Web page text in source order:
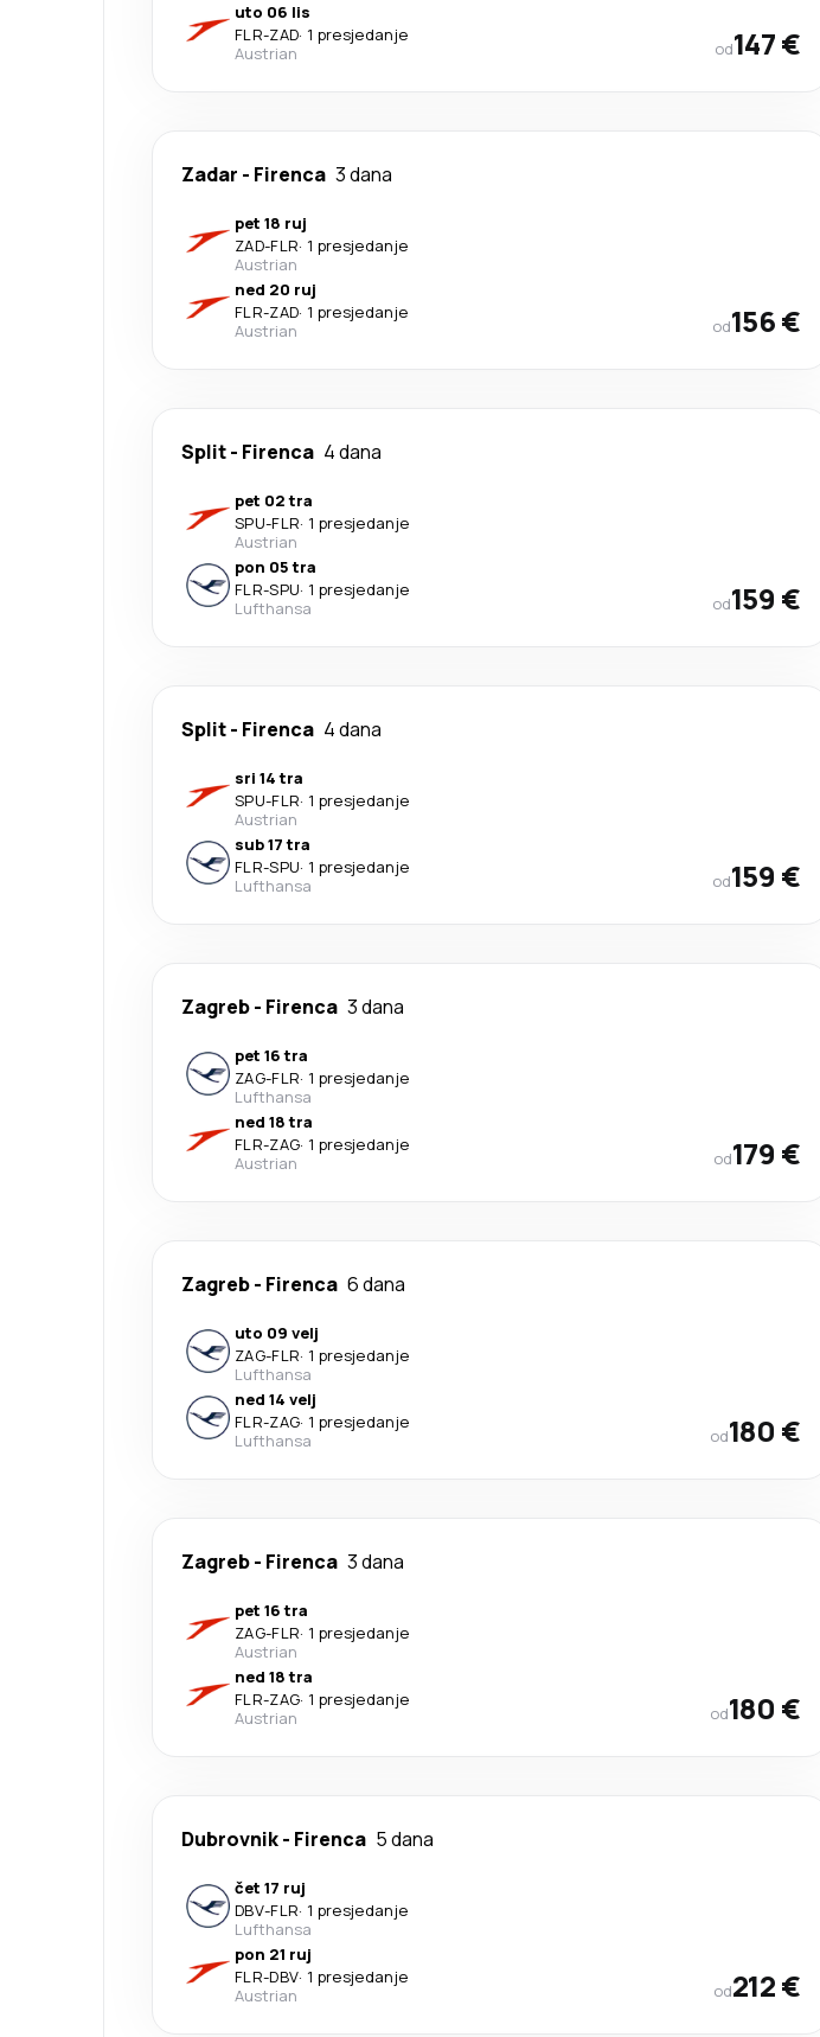
uto 06 lis
FLR-ZAD· 1 presjedanje
Austrian
od147 €
Zadar - Firenca 3 dana
pet 18 ruj
ZAD-FLR· 1 presjedanje
Austrian
ned 20 ruj
FLR-ZAD· 1 presjedanje
Austrian
od156 €
Split- Firenca 4 dana
pet 02 tra
SPU-FLR· 1 presjedanje
Austrian
pon 05 tra
FLR-SPU· 1 presjedanje
Lufthansa
od159 €
Split- Firenca 4 dana
sri 14 tra
SPU-FLR· 1 presjedanje
Austrian
sub 17 tra
FLR-SPU· 1 presjedanje
Lufthansa
od159 €
Zagreb- Firenca 3 dana
pet 16 tra
ZAG-FLR· 1 presjedanje
Lufthansa
ned 18 tra
FLR-ZAG· 1 presjedanje
Austrian
od179 €
Zagreb- Firenca 6 dana
uto 09 velj
ZAG-FLR· 1 presjedanje
Lufthansa
ned 14 velj
FLR-ZAG· 1 presjedanje
Lufthansa
od180 €
Zagreb- Firenca 3 dana
pet 16 tra
ZAG-FLR· 1 presjedanje
Austrian
ned 18 tra
FLR-ZAG· 1 presjedanje
Austrian
od180 €
Dubrovnik- Firenca 5 dana
čet 17 ruj
DBV-FLR· 1 presjedanje
Lufthansa
pon 21 ruj
FLR-DBV· 1 presjedanje
Austrian
od212 €